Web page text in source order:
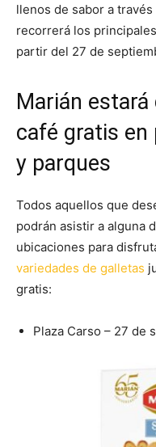
llenos de sabor a través
recorrerá los
partir del 27 de
Marián
café gratis en
y parques
Todos aquellos que
podrán asistir a alguna
ubicaciones para
variedades de galletas
gratis:
Plaza Carso – 27 de